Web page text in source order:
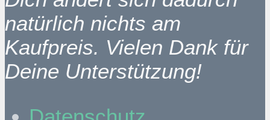
natürlich nichts am
Kaufpreis. Vielen Dank für
Deine Unterstützung!